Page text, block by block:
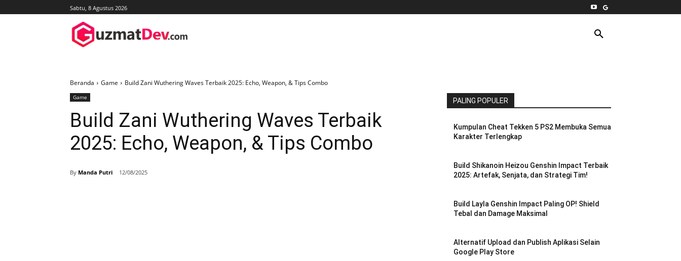
Sabtu, 8 Agustus 2026
Beranda Game Build Zani Wuthering Waves Terbaik 2025: Echo, Weapon, & Tips Combo
Game
Build Zani Wuthering Waves Terbaik
2025: Echo, Weapon, & Tips Combo
By Manda Putri 12/08/2025
PALING POPULER
Kumpulan Cheat Tekken 5 PS2 Membuka Semua
Karakter Terlengkap
Build Shikanoin Heizou Genshin Impact Terbaik
2025: Artefak, Senjata, dan Strategi Tim!
Build Layla Genshin Impact Paling OP! Shield
Tebal dan Damage Maksimal
Alternatif Upload dan Publish Aplikasi Selain
Google Play Store